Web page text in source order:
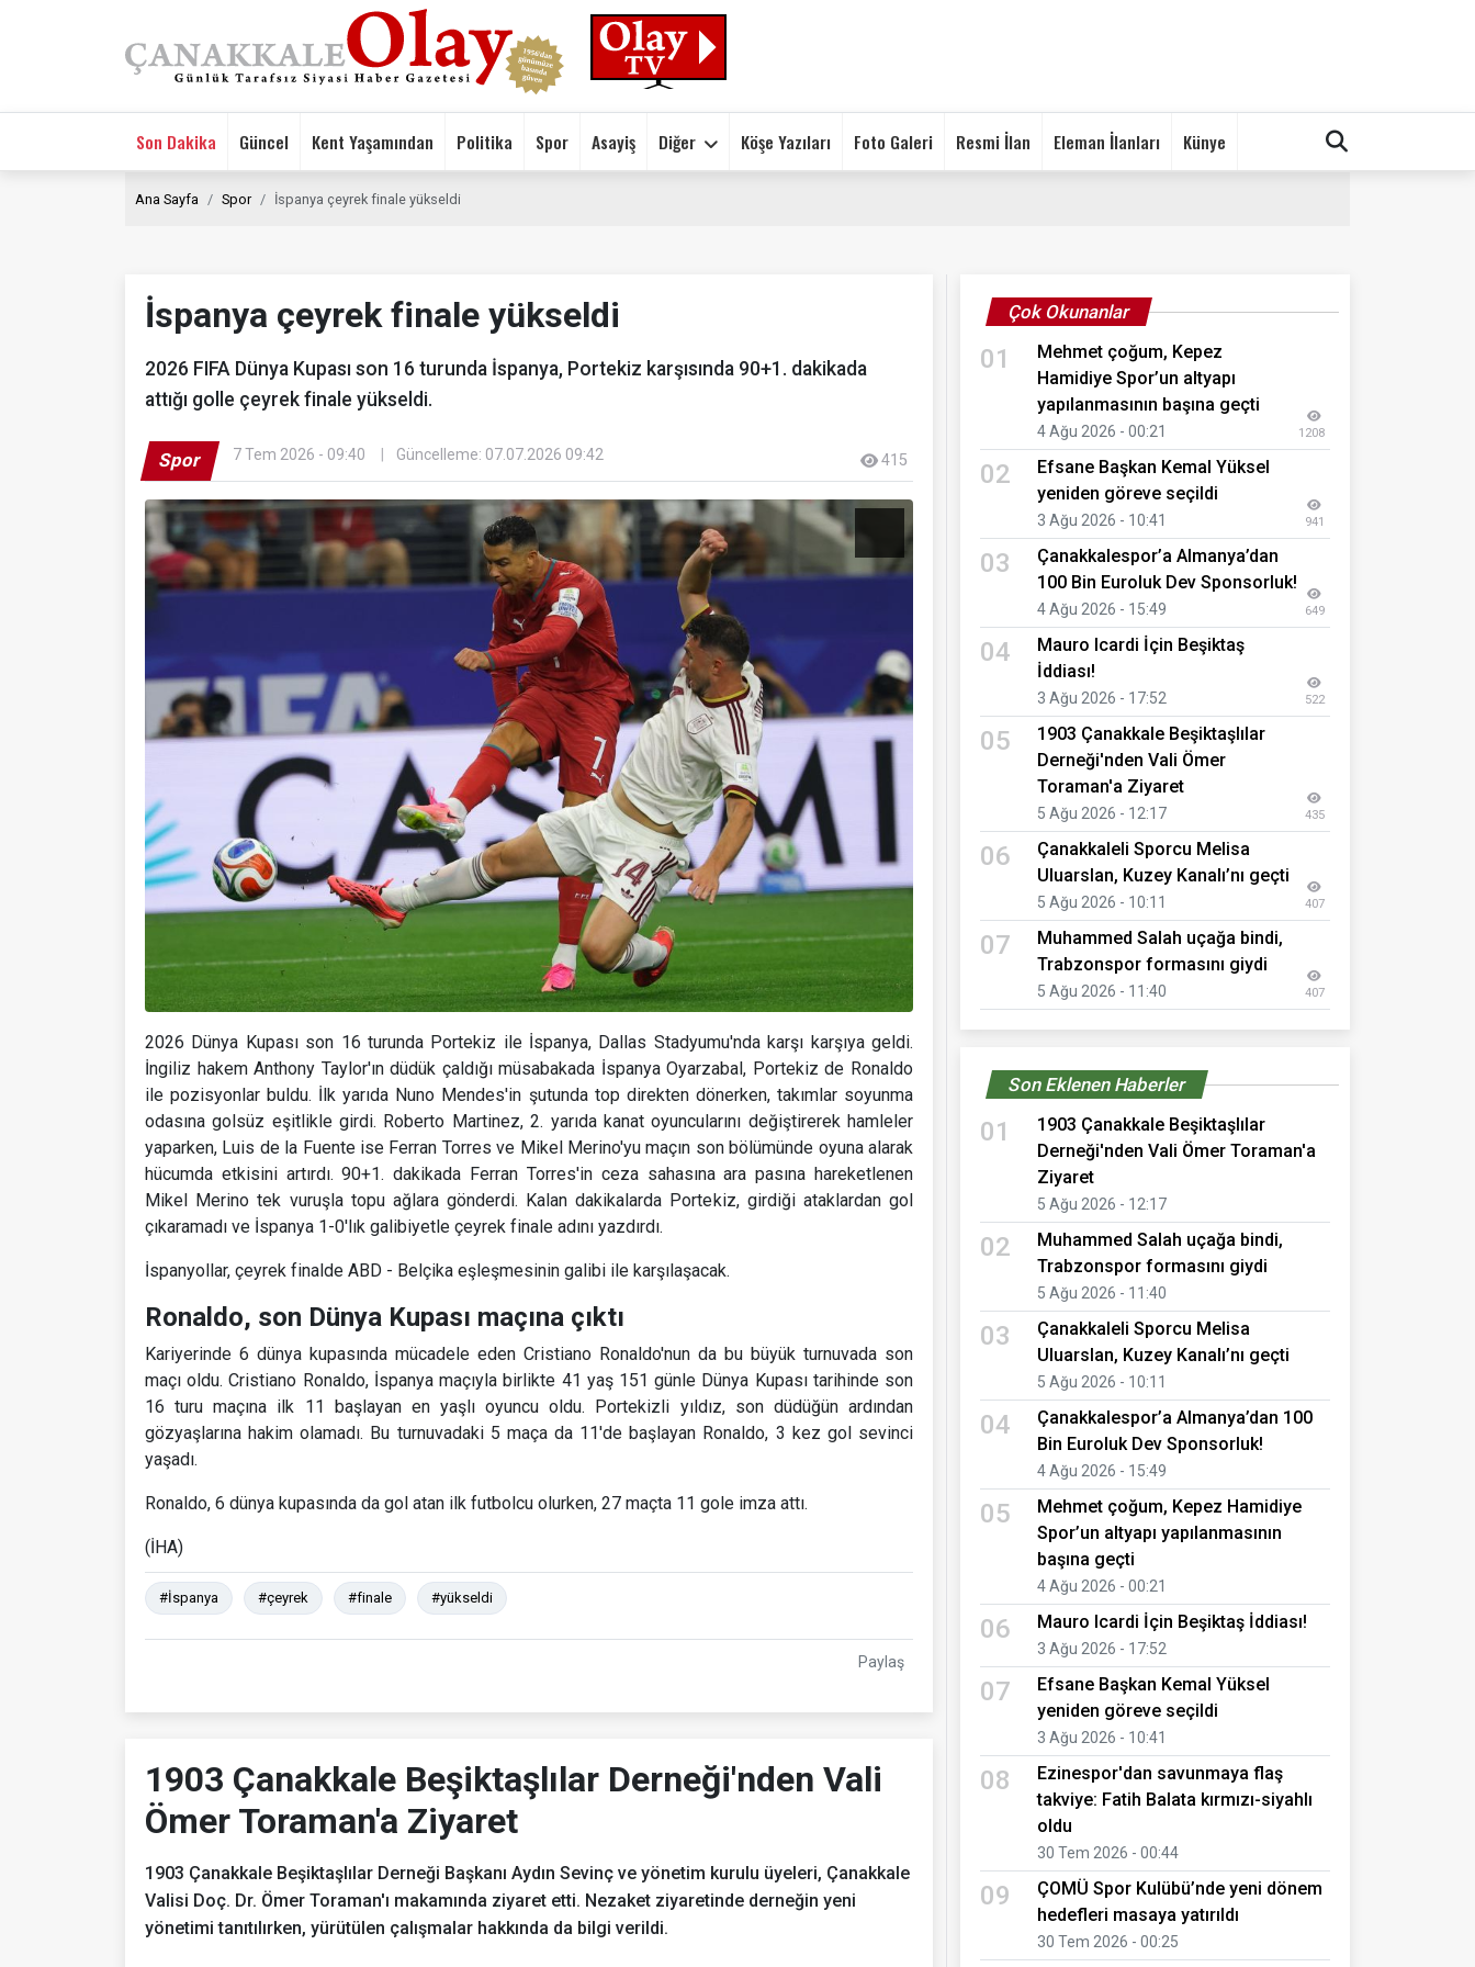
Son Dakika Güncel Kent Yaşamından Politika Spor Asayiş Diğer Köşe Yazıları Foto Galeri Resmi İlan Eleman İlanları Künye
Ana Sayfa Spor İspanya çeyrek finale yükseldi
İspanya çeyrek finale yükseldi
2026 FIFA Dünya Kupası son 16 turunda İspanya, Portekiz karşısında 90+1. dakikada
attığı golle çeyrek finale yükseldi.
Spor 7 Tem 2026 - 09:40 Güncelleme: 07.07.2026 09:42 415
2026 Dünya Kupası son 16 turunda Portekiz ile İspanya, Dallas Stadyumu'nda karşı karşıya geldi.
İngiliz hakem Anthony Taylor'ın düdük çaldığı müsabakada İspanya Oyarzabal, Portekiz de Ronaldo
ile pozisyonlar buldu. İlk yarıda Nuno Mendes'in şutunda top direkten dönerken, takımlar soyunma
odasına golsüz eşitlikle girdi. Roberto Martinez, 2. yarıda kanat oyuncularını değiştirerek hamleler
yaparken, Luis de la Fuente ise Ferran Torres ve Mikel Merino'yu maçın son bölümünde oyuna alarak
hücumda etkisini artırdı. 90+1. dakikada Ferran Torres'in ceza sahasına ara pasına hareketlenen
Mikel Merino tek vuruşla topu ağlara gönderdi. Kalan dakikalarda Portekiz, girdiği ataklardan gol
çıkaramadı ve İspanya 1-0'lık galibiyetle çeyrek finale adını yazdırdı.
İspanyollar, çeyrek finalde ABD - Belçika eşleşmesinin galibi ile karşılaşacak.
Ronaldo, son Dünya Kupası maçına çıktı
Kariyerinde 6 dünya kupasında mücadele eden Cristiano Ronaldo'nun da bu büyük turnuvada son
maçı oldu. Cristiano Ronaldo, İspanya maçıyla birlikte 41 yaş 151 günle Dünya Kupası tarihinde son
16 turu maçına ilk 11 başlayan en yaşlı oyuncu oldu. Portekizli yıldız, son düdüğün ardından
gözyaşlarına hakim olamadı. Bu turnuvadaki 5 maça da 11'de başlayan Ronaldo, 3 kez gol sevinci
yaşadı.
Ronaldo, 6 dünya kupasında da gol atan ilk futbolcu olurken, 27 maçta 11 gole imza attı.
(İHA)
#İspanya #çeyrek #finale #yükseldi
Paylaş
1903 Çanakkale Beşiktaşlılar Derneği'nden Vali
Ömer Toraman'a Ziyaret
1903 Çanakkale Beşiktaşlılar Derneği Başkanı Aydın Sevinç ve yönetim kurulu üyeleri, Çanakkale
Valisi Doç. Dr. Ömer Toraman'ı makamında ziyaret etti. Nezaket ziyaretinde derneğin yeni
yönetimi tanıtılırken, yürütülen çalışmalar hakkında da bilgi verildi.
Çok Okunanlar
01
Mehmet çoğum, Kepez
Hamidiye Spor’un altyapı
yapılanmasının başına geçti
4 Ağu 2026 - 00:21 1208
02
Efsane Başkan Kemal Yüksel
yeniden göreve seçildi
3 Ağu 2026 - 10:41 941
03
Çanakkalespor’a Almanya’dan
100 Bin Euroluk Dev Sponsorluk!
4 Ağu 2026 - 15:49 649
04
Mauro Icardi İçin Beşiktaş
İddiası!
3 Ağu 2026 - 17:52 522
05
1903 Çanakkale Beşiktaşlılar
Derneği'nden Vali Ömer
Toraman'a Ziyaret
5 Ağu 2026 - 12:17 435
06
Çanakkaleli Sporcu Melisa
Uluarslan, Kuzey Kanalı’nı geçti
5 Ağu 2026 - 10:11 407
07
Muhammed Salah uçağa bindi,
Trabzonspor formasını giydi
5 Ağu 2026 - 11:40 407
Son Eklenen Haberler
01
1903 Çanakkale Beşiktaşlılar
Derneği'nden Vali Ömer Toraman'a
Ziyaret
5 Ağu 2026 - 12:17
02
Muhammed Salah uçağa bindi,
Trabzonspor formasını giydi
5 Ağu 2026 - 11:40
03
Çanakkaleli Sporcu Melisa
Uluarslan, Kuzey Kanalı’nı geçti
5 Ağu 2026 - 10:11
04
Çanakkalespor’a Almanya’dan 100
Bin Euroluk Dev Sponsorluk!
4 Ağu 2026 - 15:49
05
Mehmet çoğum, Kepez Hamidiye
Spor’un altyapı yapılanmasının
başına geçti
4 Ağu 2026 - 00:21
06 Mauro Icardi İçin Beşiktaş İddiası!
3 Ağu 2026 - 17:52
07
Efsane Başkan Kemal Yüksel
yeniden göreve seçildi
3 Ağu 2026 - 10:41
08
Ezinespor'dan savunmaya flaş
takviye: Fatih Balata kırmızı-siyahlı
oldu
30 Tem 2026 - 00:44
09
ÇOMÜ Spor Kulübü’nde yeni dönem
hedefleri masaya yatırıldı
30 Tem 2026 - 00:25